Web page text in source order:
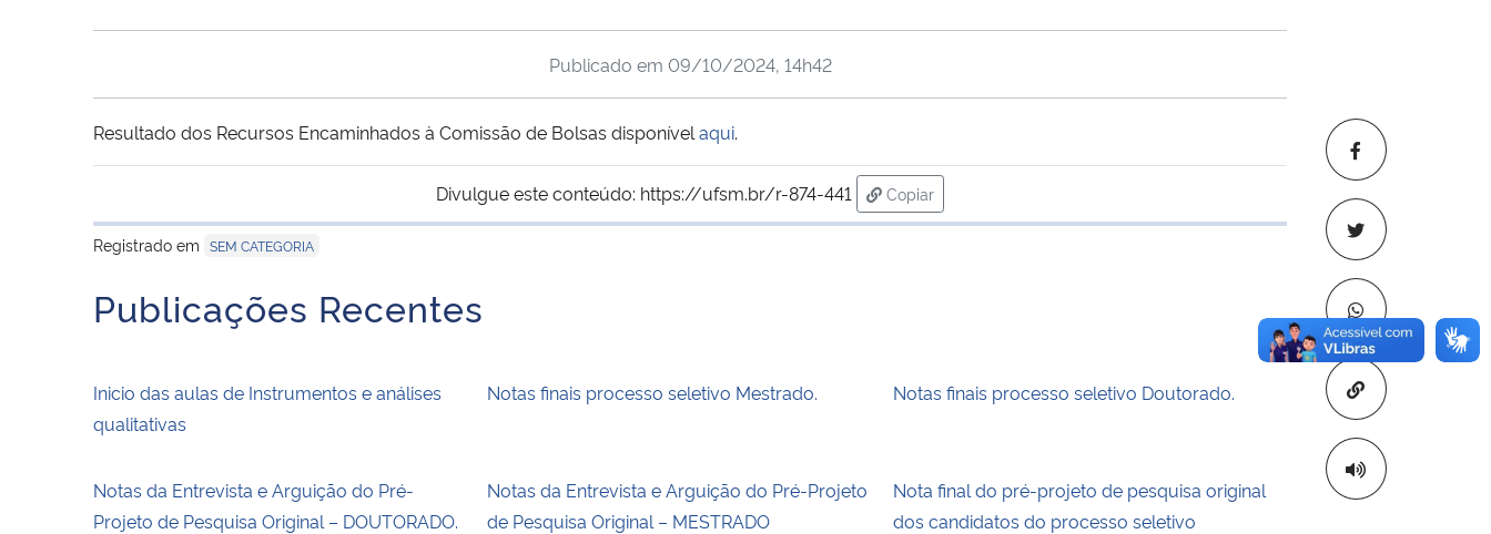
Copiar para
Publicado em 09/10/2024, 14h42
Resultado dos Recursos Encaminhados à Comissão de Bolsas disponível aqui.
Divulgue este conteúdo: https://ufsm.br/r-874-441
Copiar
para área de transferência
Registrado em SEM CATEGORIA
Publicações Recentes
Inicio das aulas de Instrumentos e análises
qualitativas
Notas finais processo seletivo Mestrado. Notas finais processo seletivo Doutorado.
Notas da Entrevista e Arguição do Pré-
Projeto de Pesquisa Original – DOUTORADO.
Notas da Entrevista e Arguição do Pré-Projeto
de Pesquisa Original – MESTRADO
Nota final do pré-projeto de pesquisa original
dos candidatos do processo seletivo